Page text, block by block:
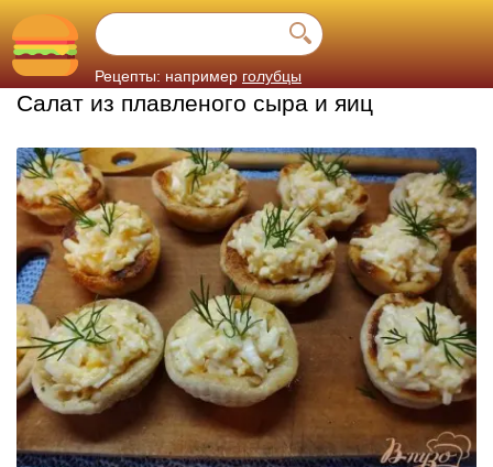
Рецепты: например голубцы
Салат из плавленого сыра и яиц